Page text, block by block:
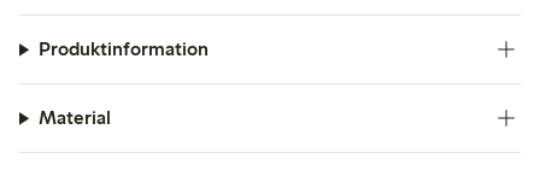
Produktinformation
Material